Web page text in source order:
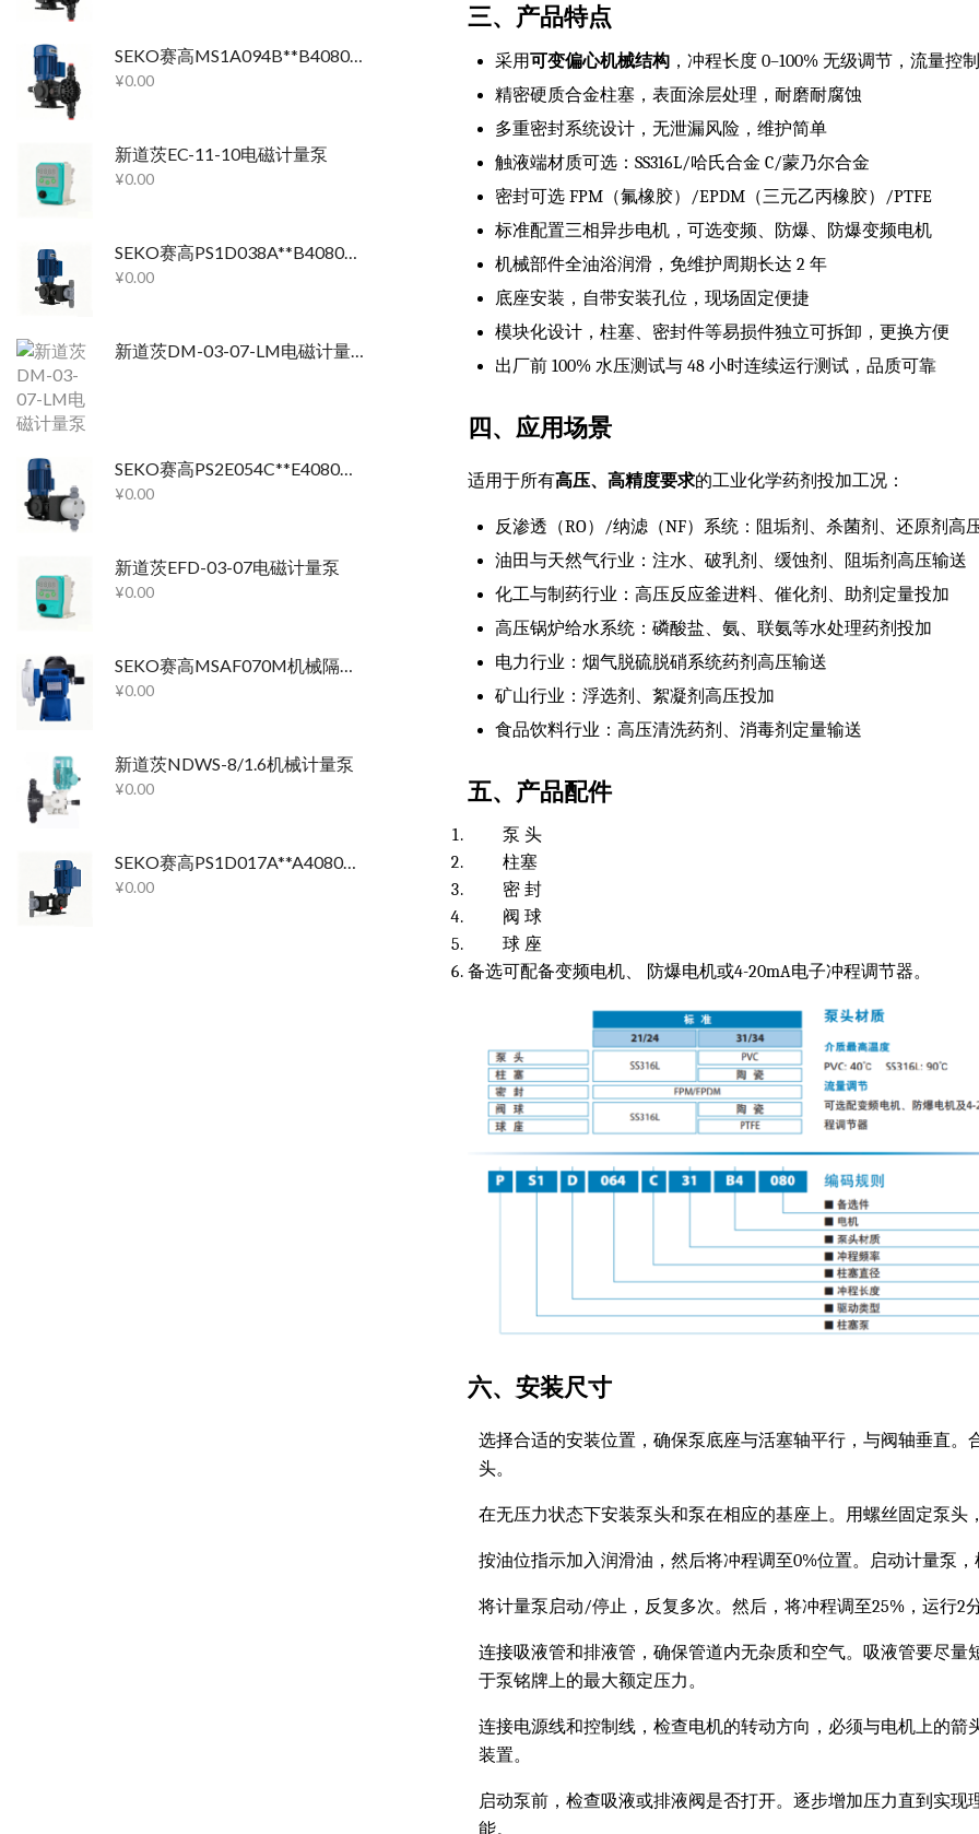
SEKO赛高MS1A094B**B4080机械隔膜计量泵
¥0.00
新道茨EC-11-10电磁计量泵
¥0.00
SEKO赛高PS1D038A**B4080机械隔膜计量泵
¥0.00
新道茨DM-03-07-LM电磁计量泵
SEKO赛高PS2E054C**E4080机械隔膜计量泵
¥0.00
新道茨EFD-03-07电磁计量泵
¥0.00
SEKO赛高MSAF070M机械隔膜计量泵
¥0.00
新道茨NDWS-8/1.6机械计量泵
¥0.00
SEKO赛高PS1D017A**A4080机械隔膜计量泵
¥0.00
三、产品特点
采用可变偏心机械结构 ，冲程长度 0–100% 无级调节，流量控
精密硬质合金柱塞，表面涂层处理，耐磨耐腐蚀
多重密封系统设计，无泄漏风险，维护简单
触液端材质可选：SS316L/哈氏合金 C/蒙乃尔合金
密封可选 FPM（氟橡胶）/EPDM（三元乙丙橡胶）/PTFE
标准配置三相异步电机，可选变频、防爆、防爆变频电机
机械部件全油浴润滑，免维护周期长达 2 年
底座安装，自带安装孔位，现场固定便捷
模块化设计，柱塞、密封件等易损件独立可拆卸，更换方便
出厂前 100% 水压测试与 48 小时连续运行测试，品质可靠
四、应用场景
适用于所有高压、高精度要求的工业化学药剂投加工况：
反渗透（RO）/纳滤（NF）系统：阻垢剂、杀菌剂、还原剂高
油田与天然气行业：注水、破乳剂、缓蚀剂、阻垢剂高压输送
化工与制药行业：高压反应釜进料、催化剂、助剂定量投加
高压锅炉给水系统：磷酸盐、氨、联氨等水处理药剂投加
电力行业：烟气脱硫脱硝系统药剂高压输送
矿山行业：浮选剂、絮凝剂高压投加
食品饮料行业：高压清洗药剂、消毒剂定量输送
五、产品配件
泵 头
柱塞
密 封
阀 球
球 座
备选可配备变频电机、 防爆电机或4-20mA电子冲程调节器。
六、安装尺寸
选择合适的安装位置，确保泵底座与活塞轴平行，与阀轴垂直
头。
在无压力状态下安装泵头和泵在相应的基座上。用螺丝固定泵头
按油位指示加入润滑油，然后将冲程调至0%位置。启动计量泵
将计量泵启动/停止，反复多次。然后，将冲程调至25%，运行2
连接吸液管和排液管，确保管道内无杂质和空气。吸液管要尽
于泵铭牌上的最大额定压力。
连接电源线和控制线，检查电机的转动方向，必须与电机上的
装置。
启动泵前，检查吸液或排液阀是否打开。逐步增加压力直到实
能。